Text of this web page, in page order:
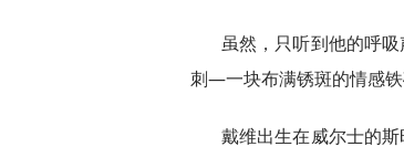
虽然，只听到他的呼
刺—一块布满锈斑的情感铁
戴维出生在威尔士的